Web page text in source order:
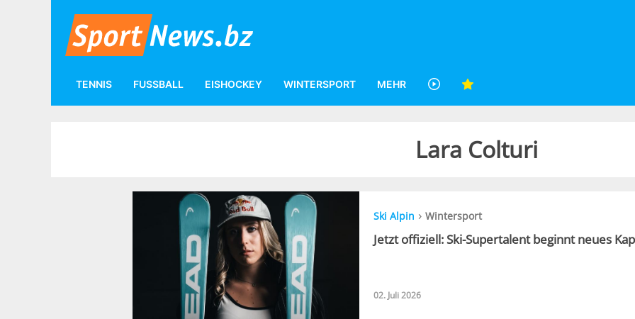
TENNIS FUSSBALL EISHOCKEY WINTERSPORT MEHR
Lara Colturi
Ski Alpin › Wintersport
Jetzt offiziell: Ski-Supertalent beginnt neues
02. Juli 2026